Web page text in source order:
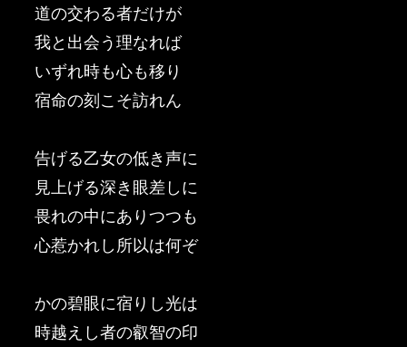
道の交わる者だけが
我と出会う理なれば
いずれ時も心も移り
宿命の刻こそ訪れん
告げる乙女の低き声に
見上げる深き眼差しに
畏れの中にありつつも
心惹かれし所以は何ぞ
かの碧眼に宿りし光は
時越えし者の叡智の印